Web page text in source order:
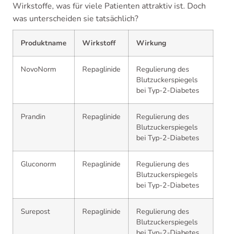
Wirkstoffe, was für viele Patienten attraktiv ist. Doch
was unterscheiden sie tatsächlich?
Produktname Wirkstoff Wirkung
NovoNorm Repaglinide
Regulierung des
Blutzuckerspiegels
bei Typ-2-Diabetes
Prandin Repaglinide
Regulierung des
Blutzuckerspiegels
bei Typ-2-Diabetes
Gluconorm Repaglinide
Regulierung des
Blutzuckerspiegels
bei Typ-2-Diabetes
Surepost Repaglinide
Regulierung des
Blutzuckerspiegels